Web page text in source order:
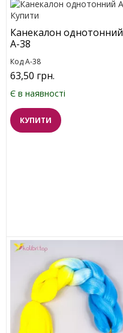
Канекалон однотонний
A-38
Код A-38
63,50 грн.
Є в наявності
КУПИТИ